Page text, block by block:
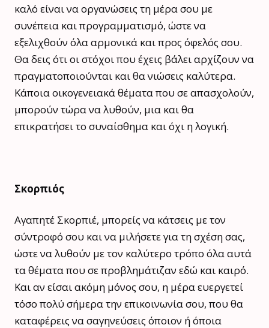
καλό είναι να οργανώσεις τη μέρα σου με
συνέπεια και προγραμματισμό, ώστε να
εξελιχθούν όλα αρμονικά και προς όφελός σου.
Θα δεις ότι οι στόχοι που έχεις βάλει αρχίζουν να
πραγματοποιούνται και θα νιώσεις καλύτερα.
Κάποια οικογενειακά θέματα που σε απασχολούν,
μπορούν τώρα να λυθούν, μια και θα
επικρατήσει το συναίσθημα και όχι η λογική.
Σκορπιός
Αγαπητέ Σκορπιέ, μπορείς να κάτσεις με τον
σύντροφό σου και να μιλήσετε για τη σχέση σας,
ώστε να λυθούν με τον καλύτερο τρόπο όλα αυτά
τα θέματα που σε προβλημάτιζαν εδώ και καιρό.
Και αν είσαι ακόμη μόνος σου, η μέρα ευεργετεί
τόσο πολύ σήμερα την επικοινωνία σου, που θα
καταφέρεις να σαγηνεύσεις όποιον ή όποια